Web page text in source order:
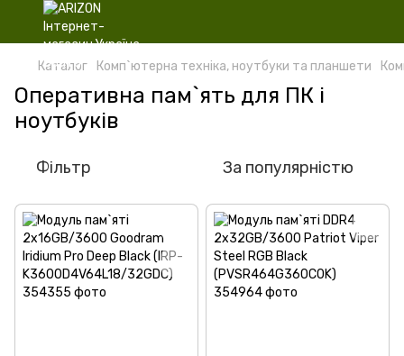
Каталог Комп`ютерна техніка, ноутбуки та планшети
Оперативна пам`ять для ПК і
ноутбуків
Фільтр За популярністю